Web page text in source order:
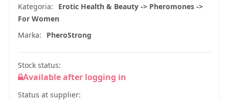
Kategoria:
Erotic Health & Beauty -> Pheromones ->
For Women
Marka:
PheroStrong
Stock status:
Available after logging in
Status at supplier: